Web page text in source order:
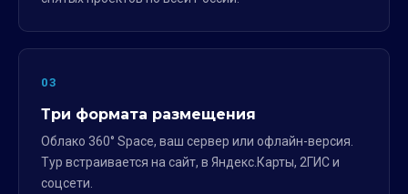
03
Три формата размещения
Облако 360° Space, ваш сервер или офлайн-версия.
Тур встраивается на сайт, в Яндекс.Карты, 2ГИС и
соцсети.